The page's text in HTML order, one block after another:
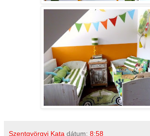
Szentgyörgyi Kata dátum: 8:58